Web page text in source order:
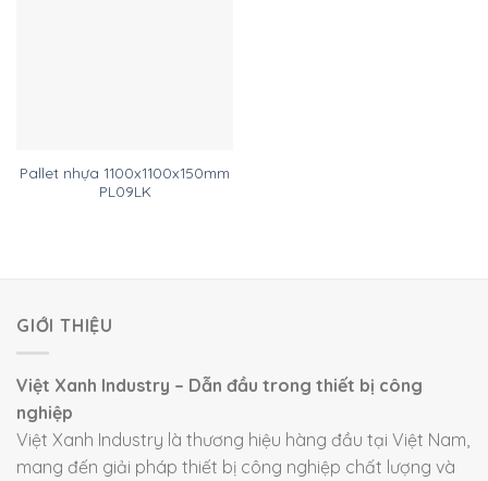
Pallet nhựa 1100x1100x150mm
PL09LK
GIỚI THIỆU
Việt Xanh Industry – Dẫn đầu trong thiết bị công
nghiệp
Việt Xanh Industry là thương hiệu hàng đầu tại Việt Nam,
mang đến giải pháp thiết bị công nghiệp chất lượng và